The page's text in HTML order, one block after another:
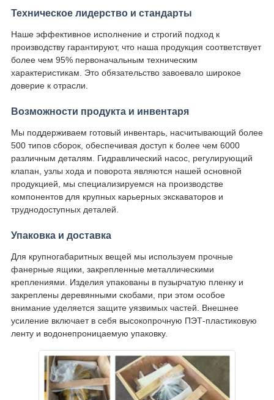
Техническое лидерство и стандарты
Наше эффективное исполнение и строгий подход к
производству гарантируют, что наша продукция соответствует
более чем 95% первоначальным техническим
характеристикам. Это обязательство завоевало широкое
доверие к отрасли.
Возможности продукта и инвентаря
Мы поддерживаем готовый инвентарь, насчитывающий более
500 типов сборок, обеспечивая доступ к более чем 6000
различным деталям. Гидравлический насос, регулирующий
клапан, узлы хода и поворота являются нашей основной
продукцией, мы специализируемся на производстве
компонентов для крупных карьерных экскаваторов и
труднодоступных деталей.
Упаковка и доставка
Для крупногабаритных вещей мы используем прочные
фанерные ящики, закрепленные металлическими
креплениями. Изделия упакованы в пузырчатую пленку и
закреплены деревянными скобами, при этом особое
внимание уделяется защите уязвимых частей. Внешнее
усиление включает в себя высокопрочную ПЭТ-пластиковую
ленту и водонепроницаемую упаковку.